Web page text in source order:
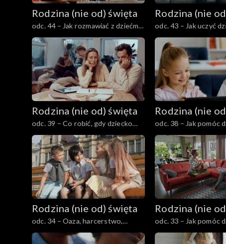
Rodzina (nie od) święta
odc. 44 – Jak rozmawiać z dziećmi
o różnorodności ludzi i świata (bez
ideologii, z szacunkiem)?
Rodzina (nie
odc. 43 – Jak uczyć
cierpliwości w
natychmiastowej
Rodzina (nie od) święta
odc. 39 – Co robić, gdy dziecko
ciągle czegoś chce i trudno mu
odmówić?
Rodzina (nie
odc. 38 – Jak pomóc
budować zdrowe
tylko „koleżeństwo”?
Rodzina (nie od) święta
odc. 34 – Oaza, harcerstwo,
neokatechumenat, odnowa w
Duchu Świętym – gdzie wysłać
Rodzina (nie
odc. 33 – Jak pomóc
przejść przez
w okresie dorastania?